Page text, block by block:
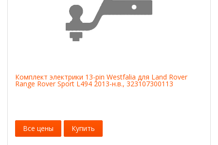
Комплект электрики 13-pin Westfalia для Land Rover
Range Rover Sport L494 2013-н.в., 323107300113
Все цены Купить